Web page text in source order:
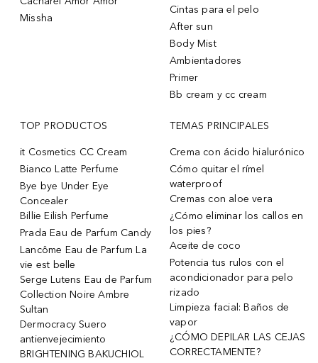
Missha
Cintas para el pelo
After sun
Body Mist
Ambientadores
Primer
Bb cream y cc cream
TOP PRODUCTOS
it Cosmetics CC Cream
Bianco Latte Perfume
Bye bye Under Eye
Concealer
Billie Eilish Perfume
Prada Eau de Parfum Candy
Lancôme Eau de Parfum La
vie est belle
Serge Lutens Eau de Parfum
Collection Noire Ambre
Sultan
Dermocracy Suero
antienvejecimiento
BRIGHTENING BAKUCHIOL
TEMAS PRINCIPALES
Crema con ácido hialurónico
Cómo quitar el rímel
waterproof
Cremas con aloe vera
¿Cómo eliminar los callos en
los pies?
Aceite de coco
Potencia tus rulos con el
acondicionador para pelo
rizado
Limpieza facial: Baños de
vapor
¿CÓMO DEPILAR LAS CEJAS
CORRECTAMENTE?